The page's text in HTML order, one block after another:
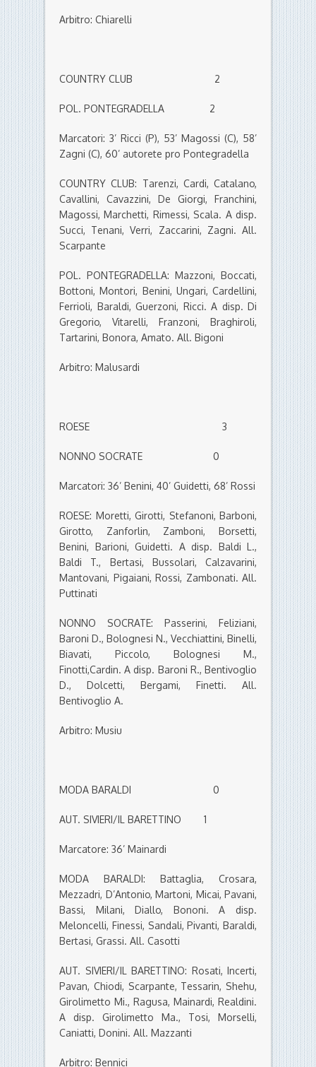
Arbitro: Chiarelli
COUNTRY CLUB 2
POL. PONTEGRADELLA 2
Marcatori: 3’ Ricci (P), 53’ Magossi (C), 58’
Zagni (C), 60’ autorete pro Pontegradella
COUNTRY CLUB: Tarenzi, Cardi, Catalano,
Cavallini, Cavazzini, De Giorgi, Franchini,
Magossi, Marchetti, Rimessi, Scala. A disp.
Succi, Tenani, Verri, Zaccarini, Zagni. All.
Scarpante
POL. PONTEGRADELLA: Mazzoni, Boccati,
Bottoni, Montori, Benini, Ungari, Cardellini,
Ferrioli, Baraldi, Guerzoni, Ricci. A disp. Di
Gregorio, Vitarelli, Franzoni, Braghiroli,
Tartarini, Bonora, Amato. All. Bigoni
Arbitro: Malusardi
ROESE 3
NONNO SOCRATE 0
Marcatori: 36’ Benini, 40’ Guidetti, 68’ Rossi
ROESE: Moretti, Girotti, Stefanoni, Barboni,
Girotto, Zanforlin, Zamboni, Borsetti,
Benini, Barioni, Guidetti. A disp. Baldi L.,
Baldi T., Bertasi, Bussolari, Calzavarini,
Mantovani, Pigaiani, Rossi, Zambonati. All.
Puttinati
NONNO SOCRATE: Passerini, Feliziani,
Baroni D., Bolognesi N., Vecchiattini, Binelli,
Biavati, Piccolo, Bolognesi M.,
Finotti,Cardin. A disp. Baroni R., Bentivoglio
D., Dolcetti, Bergami, Finetti. All.
Bentivoglio A.
Arbitro: Musiu
MODA BARALDI 0
AUT. SIVIERI/IL BARETTINO 1
Marcatore: 36’ Mainardi
MODA BARALDI: Battaglia, Crosara,
Mezzadri, D’Antonio, Martoni, Micai, Pavani,
Bassi, Milani, Diallo, Bononi. A disp.
Meloncelli, Finessi, Sandali, Pivanti, Baraldi,
Bertasi, Grassi. All. Casotti
AUT. SIVIERI/IL BARETTINO: Rosati, Incerti,
Pavan, Chiodi, Scarpante, Tessarin, Shehu,
Girolimetto Mi., Ragusa, Mainardi, Realdini.
A disp. Girolimetto Ma., Tosi, Morselli,
Caniatti, Donini. All. Mazzanti
Arbitro: Bennici